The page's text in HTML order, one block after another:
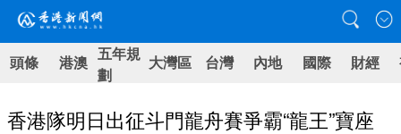
頭條 港澳 五年規
劃
大灣區 台灣 內地 國際 財經
香港隊明日出征斗門龍舟賽爭霸“龍王”寶座